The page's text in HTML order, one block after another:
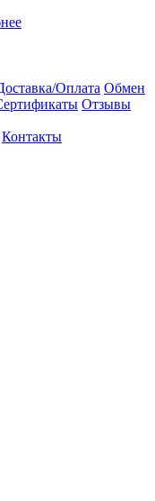
Оплата Обмен
Отзывы
Контакты